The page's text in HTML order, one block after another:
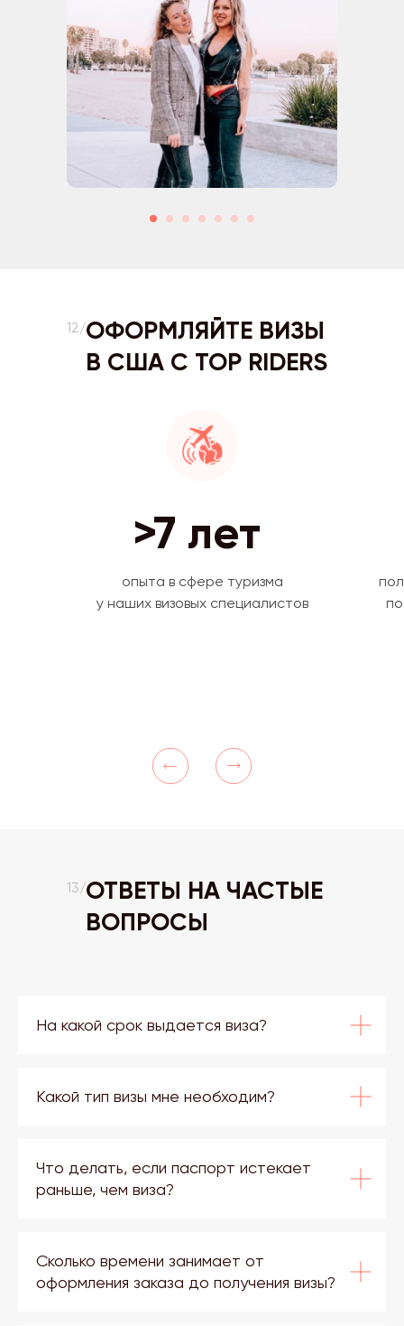
Скрыть
ОФОРМЛЯЙТЕ ВИЗЫ
В США С TOP RIDERS
12/
>7 лет
опыта в сфере туризма
у наших визовых специалистов
ОТВЕТЫ НА ЧАСТЫЕ
ВОПРОСЫ
13/
На какой срок выдается виза?
Какой тип визы мне необходим?
Что делать, если паспорт истекает
раньше, чем виза?
Сколько времени занимает от
оформления заказа до получения визы?